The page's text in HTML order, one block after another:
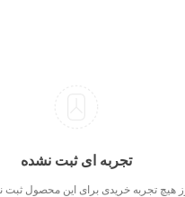
تجربه ای ثبت نشده
هیچ تجربه خریدی برای این محصول